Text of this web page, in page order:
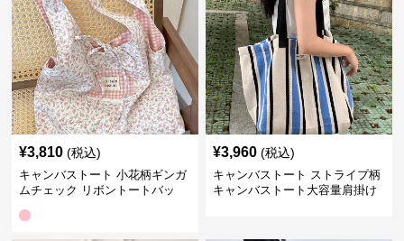
¥3,810 (税込)
キャンバストート 小花柄ギンガ
ムチェック リボントートバッ
¥3,960 (税込)
キャンバストート ストライプ柄
キャンバストート大容量肩掛け